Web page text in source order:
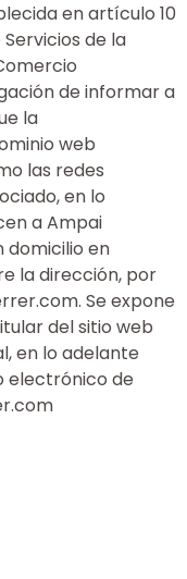
en artículo 10
Servicios de la
de informar a
la
web
las redes
en lo
a Ampai
domicilio en
la dirección, por
Se expone
del sitio web
en lo adelante
electrónico de